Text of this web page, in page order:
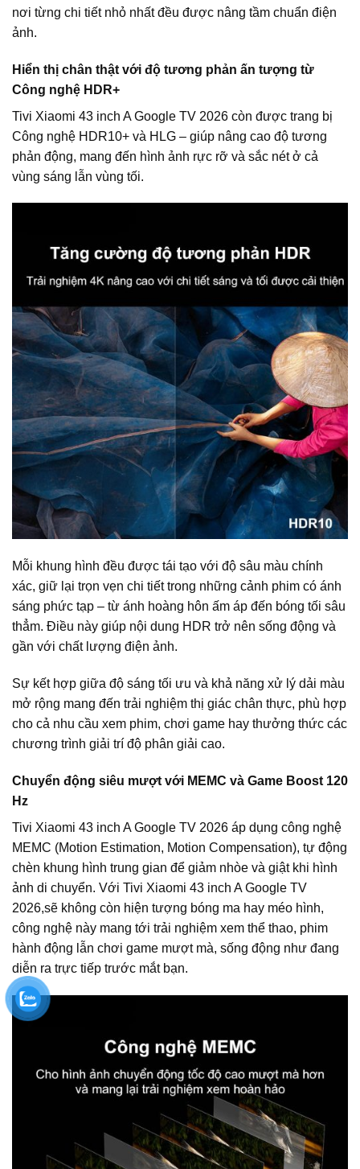
nơi từng chi tiết nhỏ nhất đều được nâng tầm chuẩn điện
ảnh.
Hiển thị chân thật với độ tương phản ấn tượng từ
Công nghệ HDR+
Tivi Xiaomi 43 inch A Google TV 2026 còn được trang bị
Công nghệ HDR10+ và HLG – giúp nâng cao độ tương
phản động, mang đến hình ảnh rực rỡ và sắc nét ở cả
vùng sáng lẫn vùng tối.
Mỗi khung hình đều được tái tạo với độ sâu màu chính
xác, giữ lại trọn vẹn chi tiết trong những cảnh phim có ánh
sáng phức tạp – từ ánh hoàng hôn ấm áp đến bóng tối sâu
thẳm. Điều này giúp nội dung HDR trở nên sống động và
gần với chất lượng điện ảnh.
Sự kết hợp giữa độ sáng tối ưu và khả năng xử lý dải màu
mở rộng mang đến trải nghiệm thị giác chân thực, phù hợp
cho cả nhu cầu xem phim, chơi game hay thưởng thức các
chương trình giải trí độ phân giải cao.
Chuyển động siêu mượt với MEMC và Game Boost 120
Hz
Tivi Xiaomi 43 inch A Google TV 2026 áp dụng công nghệ
MEMC (Motion Estimation, Motion Compensation), tự động
chèn khung hình trung gian để giảm nhòe và giật khi hình
ảnh di chuyển. Với Tivi Xiaomi 43 inch A Google TV
2026,sẽ không còn hiện tượng bóng ma hay méo hình,
công nghệ này mang tới trải nghiệm xem thể thao, phim
hành động lẫn chơi game mượt mà, sống động như đang
diễn ra trực tiếp trước mắt bạn.